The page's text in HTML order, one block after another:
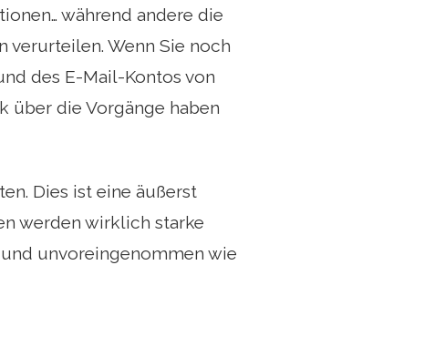
während andere die
Wenn Sie noch
des E-Mail-Kontos von
über die Vorgänge haben
Dies ist eine äußerst
werden wirklich starke
unvoreingenommen wie